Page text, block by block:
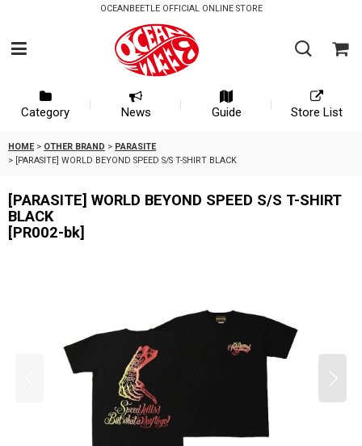
OCEANBEETLE OFFICIAL ONLINE STORE
Category News Guide Store List
HOME > OTHER BRAND > PARASITE
> [PARASITE] WORLD BEYOND SPEED S/S T-SHIRT BLACK
[PARASITE] WORLD BEYOND SPEED S/S T-SHIRT
BLACK
[PR002-bk]